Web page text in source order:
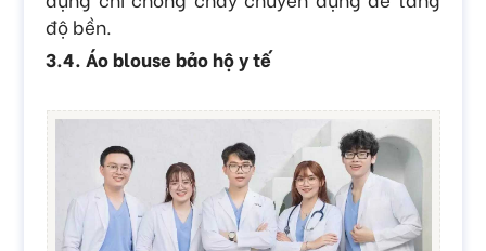
độ bền.
3.4. Áo blouse bảo hộ y tế